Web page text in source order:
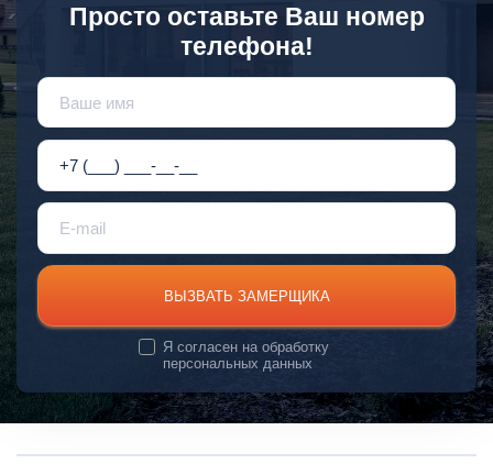
Просто оставьте Ваш номер
телефона!
ВЫЗВАТЬ ЗАМЕРЩИКА
Я согласен наобработку
персональных данных